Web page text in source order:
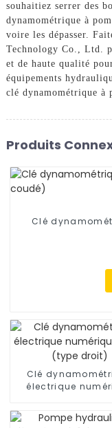
souhaitiez serrer des
dynamométrique à
voire les dépasser.
Technology Co., Ltd.
et de haute qualité
équipements
clé dynamométrique à
Produits
Clé
Clé
électrique